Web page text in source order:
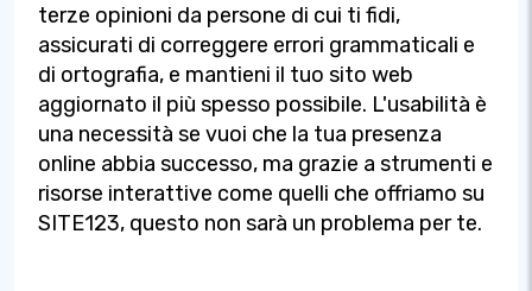
terze opinioni da persone di cui ti fidi,
assicurati di correggere errori grammaticali e
di ortografia, e mantieni il tuo sito web
aggiornato il più spesso possibile. L'usabilità è
una necessità se vuoi che la tua presenza
online abbia successo, ma grazie a strumenti e
risorse interattive come quelli che offriamo su
SITE123, questo non sarà un problema per te.